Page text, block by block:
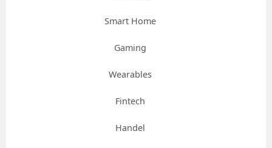
Smart Home
Gaming
Wearables
Fintech
Handel